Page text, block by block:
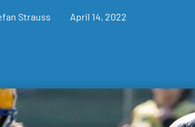
Strauss April 14, 2022